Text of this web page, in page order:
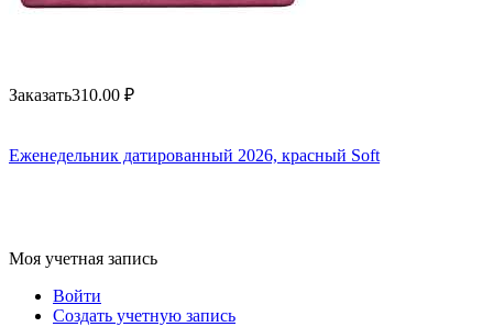
Заказать310.00 ₽
Еженедельник датированный 2026, красный Soft
Моя учетная запись
Войти
Создать учетную запись